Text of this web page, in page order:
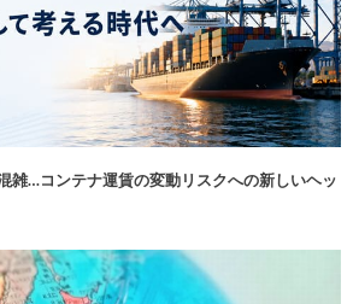
雑…コンテナ運賃の変動リスクへの新しいヘッ